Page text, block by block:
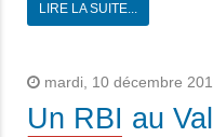
LIRE LA SUITE...
mardi, 10 décembre
Un RBI au